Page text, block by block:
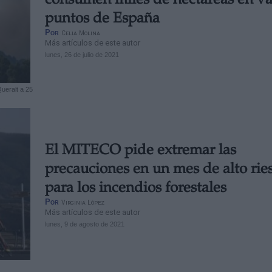
a 25
puntos de España
Por Celia Molina
Más artículos de este autor
lunes, 26 de julio de 2021
El MITECO pide extremar las
precauciones en un mes de alto
para los incendios forestales
Por Virginia López
Más artículos de este autor
lunes, 9 de agosto de 2021